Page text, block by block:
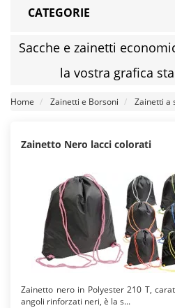
CATEGORIE
Sacche e zainetti
la vostra grafica
Home Zainetti e Borsoni Zainetti a
Zainetto Nero lacci colorati
Zainetto nero in Polyester 210 T,
angoli rinforzati neri, è la s...